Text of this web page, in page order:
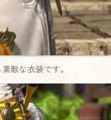
敵な衣装です。